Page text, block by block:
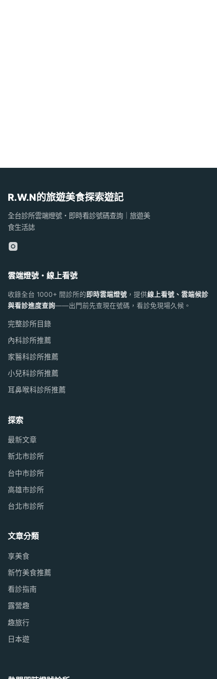
R.W.N的旅遊美食探索遊記
全台診所雲端燈號・即時看診號碼查詢｜旅遊美
食生活誌
雲端燈號・線上看號
收錄全台 1000+ 間診所的 即時雲端燈號 ，提供線上看號、雲端候診
與看診進度查詢——出門前先查現在號碼，看診免現場久候。
完整診所目錄
內科診所推薦
家醫科診所推薦
小兒科診所推薦
耳鼻喉科診所推薦
探索
最新文章
新北市診所
台中市診所
高雄市診所
台北市診所
文章分類
享美食
新竹美食推薦
看診指南
露營趣
趣旅行
日本遊